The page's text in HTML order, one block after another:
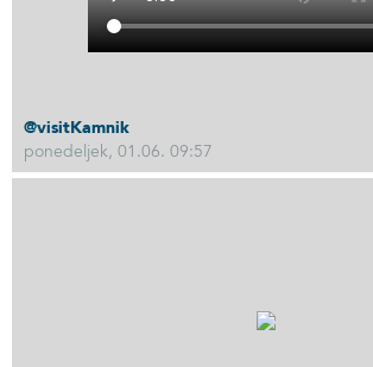
@visitKamnik
ponedeljek, 01.06. 09:57